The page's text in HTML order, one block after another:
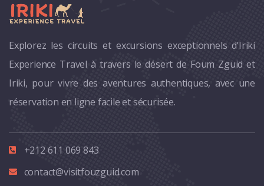
Explorez les circuits et excursions exceptionnels d’Iriki
Experience Travel à travers le désert de Foum Zguid et
Iriki, pour vivre des aventures authentiques, avec une
réservation en ligne facile et sécurisée.
+212 611 069 843
contact@visitfouzguid.com